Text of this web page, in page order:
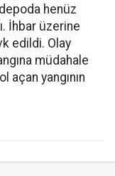
henüz
İhbar üzerine
edildi. Olay
müdahale
açan yangının